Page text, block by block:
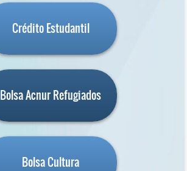
Crédito Estudantil
Bolsa Acnur Refugiados
Bolsa Cultura